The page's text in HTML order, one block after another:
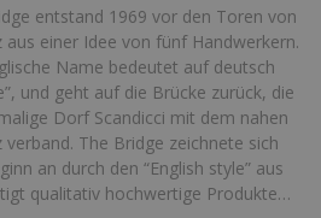
entstand 1969 vor den Toren von
aus einer Idee von fünf Handwerkern.
Name bedeutet auf deutsch
und geht auf die Brücke zurück, die
Dorf Scandicci mit dem nahen
verband. The Bridge zeichnete sich
an durch den “English style” aus
qualitativ hochwertige Produkte…